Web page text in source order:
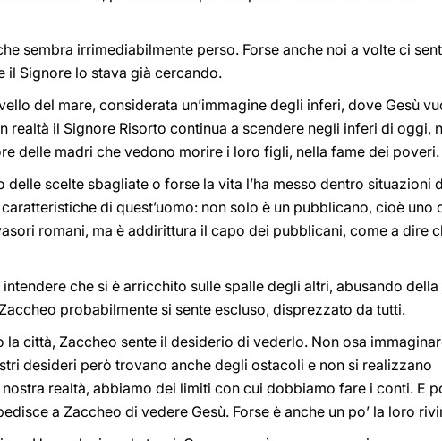
sembra irrimediabilmente perso. Forse anche noi a volte ci
il Signore lo stava già cercando.
del mare, considerata un’immagine degli inferi, dove Gesù
realtà il Signore Risorto continua a scendere negli inferi di oggi,
delle madri che vedono morire i loro figli, nella fame dei poveri.
scelte sbagliate o forse la vita l’ha messo dentro situazioni
di quest’uomo: non solo è un pubblicano, cioè uno
romani, ma è addirittura il capo dei pubblicani, come a dire
che si è arricchito sulle spalle degli altri, abusando della
probabilmente si sente escluso, disprezzato da tutti.
la città, Zaccheo sente il desiderio di vederlo. Non osa
desideri però trovano anche degli ostacoli e non si realizzano
realtà, abbiamo dei limiti con cui dobbiamo fare i conti. E
a Zaccheo di vedere Gesù. Forse è anche un po’ la loro